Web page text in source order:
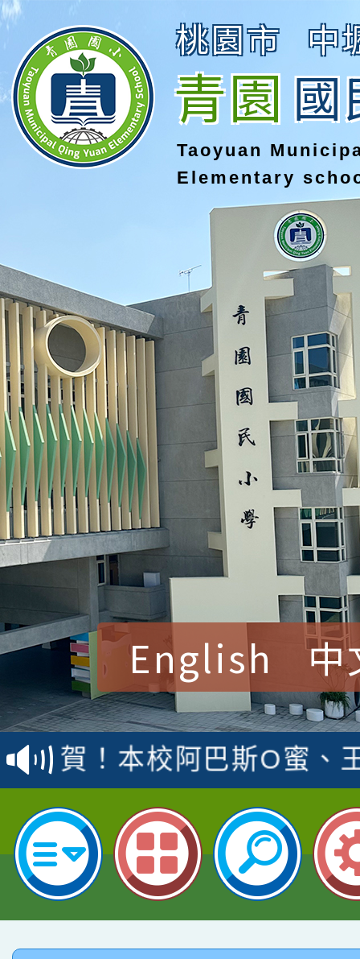
桃園市 中
青園國
Taoyuan
Elementary
English 中
賀！本校參加桃園市中
賽 洪綺君教師榮獲社
名
賀！本校阿巴斯O蜜、
倩參加桃園市科展 國
名 指導老師王老師、
賀！本校四年二班張O
園市英語競賽國小朗
指導老師林老師
賀！本校參加桃園市中
賽 劉文瑛教師榮獲教
臺灣台語-第二名
賀！本校參與2026世
市賽榮獲科學小創客佳